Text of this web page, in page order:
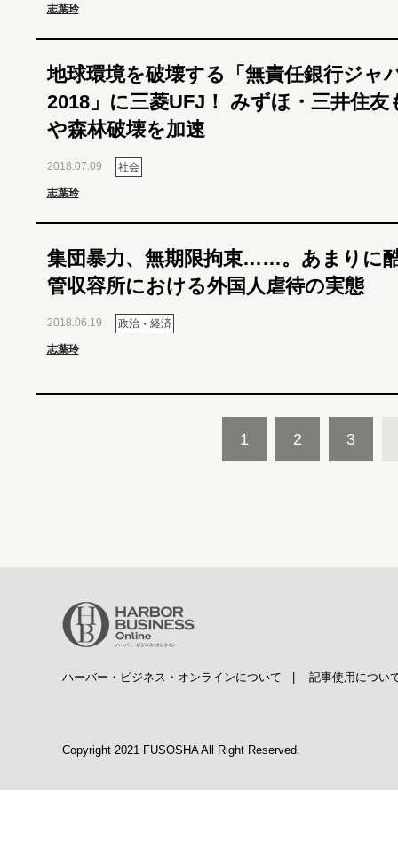
志葉玲
地球環境を破壊する「無責任銀行ジャ
2018」に三菱UFJ！ みずほ・三井住友
や森林破壊を加速
2018.07.09 社会
志葉玲
集団暴力、無期限拘束……。あまりに
管収容所における外国人虐待の実態
2018.06.19 政治・経済
志葉玲
1 2 3
ハーバー・ビジネス・オンラインについて 記事使用につい
Copyright 2021 FUSOSHA All Right Reserved.